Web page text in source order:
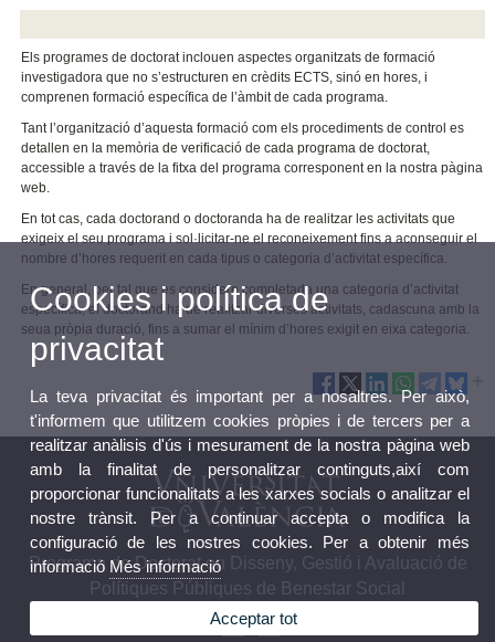
Els programes de doctorat inclouen aspectes organitzats de formació
investigadora que no s’estructuren en crèdits ECTS, sinó en hores, i
comprenen formació específica de l’àmbit de cada programa.
Tant l’organització d’aquesta formació com els procediments de control es
detallen en la memòria de verificació de cada programa de doctorat,
accessible a través de la fitxa del programa corresponent en la nostra pàgina
web.
En tot cas, cada doctorand o doctoranda ha de realitzar les activitats que
exigeix el seu programa i sol·licitar-ne el reconeixement fins a aconseguir el
nombre d’hores requerit en cada tipus o categoria d’activitat específica.
En general, per tal que es considere completada una categoria d’activitat
específica, el doctorand ha de realitzar diverses activitats, cadascuna amb la
seua pròpia duració, fins a sumar el mínim d’hores exigit en eixa categoria.
Programa de Doctorat en Disseny, Gestió i Avaluació de
Polítiques Públiques de Benestar Social
Cookies i política de
privacitat
La teva privacitat és important per a nosaltres. Per això,
t'informem que utilitzem cookies pròpies i de tercers per a
realitzar anàlisis d'ús i mesurament de la nostra pàgina web
amb la finalitat de personalitzar continguts,així com
proporcionar funcionalitats a les xarxes socials o analitzar el
nostre trànsit. Per a continuar accepta o modifica la
configuració de les nostres cookies. Per a obtenir més
informació Més informació
Acceptar tot